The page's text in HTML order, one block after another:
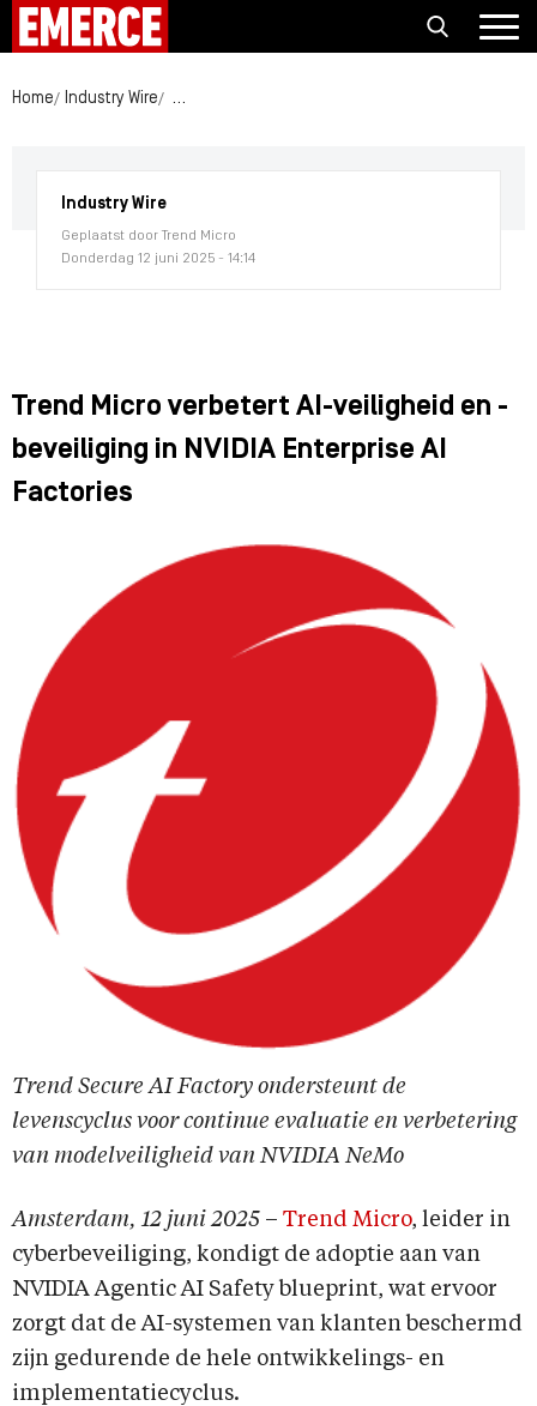
Home Industry Wire Trend Micro verbetert AI-veiligheid en -
Industry Wire
Geplaatst door Trend Micro
Donderdag 12 juni 2025 - 14:14
Trend Micro verbetert AI-veiligheid en -
beveiliging in NVIDIA Enterprise AI
Factories
Trend Secure AI Factory ondersteunt de
levenscyclus voor continue evaluatie en verbetering
van modelveiligheid van NVIDIA NeMo
Amsterdam, 12 juni 2025 – Trend Micro, leider in
cyberbeveiliging, kondigt de adoptie aan van
NVIDIA Agentic AI Safety blueprint, wat ervoor
zorgt dat de AI-systemen van klanten beschermd
zijn gedurende de hele ontwikkelings- en
implementatiecyclus.